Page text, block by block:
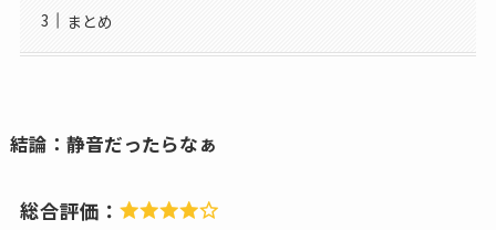
まとめ
結論：静音だったらなぁ
総合評価：